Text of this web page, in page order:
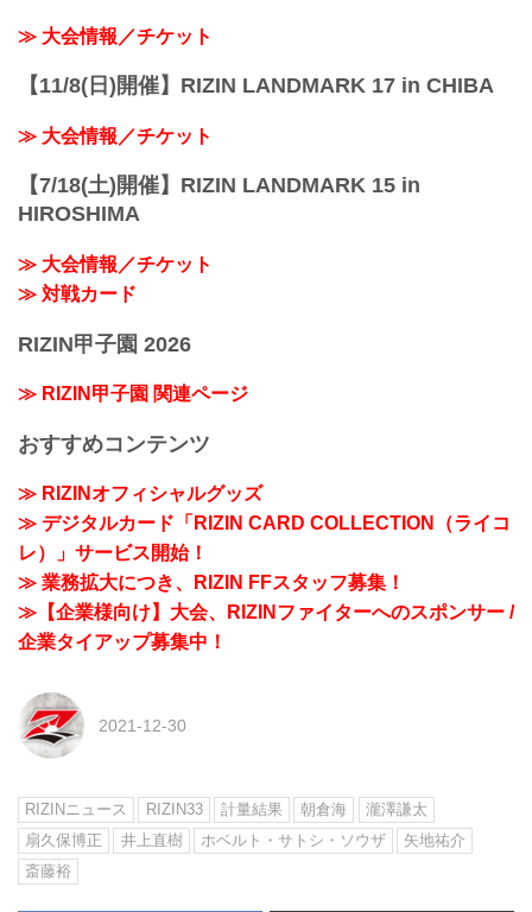
≫ 大会情報／チケット
【11/8(日)開催】RIZIN LANDMARK 17 in CHIBA
≫ 大会情報／チケット
【7/18(土)開催】RIZIN LANDMARK 15 in
HIROSHIMA
≫ 大会情報／チケット
≫ 対戦カード
RIZIN甲子園 2026
≫ RIZIN甲子園 関連ページ
おすすめコンテンツ
≫ RIZINオフィシャルグッズ
≫ デジタルカード「RIZIN CARD COLLECTION（ライコ
レ）」サービス開始！
≫ 業務拡大につき、RIZIN FFスタッフ募集！
≫【企業様向け】大会、RIZINファイターへのスポンサー /
企業タイアップ募集中！
2021-12-30
RIZINニュース RIZIN33 計量結果 朝倉海
瀧澤謙太
扇久保博正
井上直樹 ホベルト・サトシ・ソウザ
矢地祐介
斎藤裕